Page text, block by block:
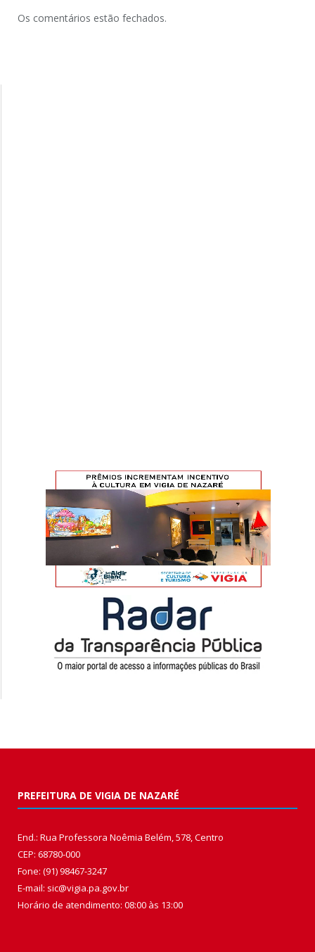
Os comentários estão fechados.
PREFEITURA DE VIGIA DE NAZARÉ
End.: Rua Professora Noêmia Belém, 578, Centro
CEP: 68780-000
Fone: (91) 98467-3247
E-mail: sic@vigia.pa.gov.br
Horário de atendimento: 08:00 às 13:00